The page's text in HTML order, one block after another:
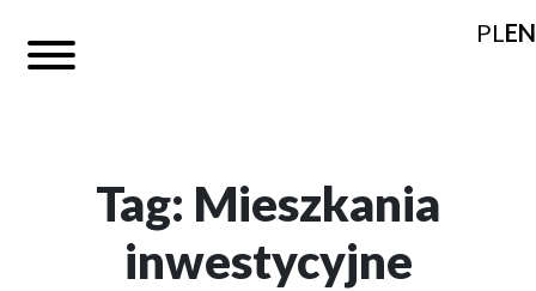
PLEN
Tag: Mieszkania
inwestycyjne